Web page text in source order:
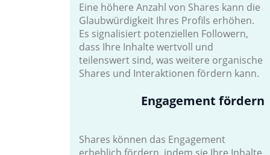
Eine höhere Anzahl von Shares kann die
Glaubwürdigkeit Ihres Profils erhöhen.
Es signalisiert potenziellen Followern,
dass Ihre Inhalte wertvoll und
teilenswert sind, was weitere organische
Shares und Interaktionen fördern kann.
Engagement fördern
Shares können das Engagement